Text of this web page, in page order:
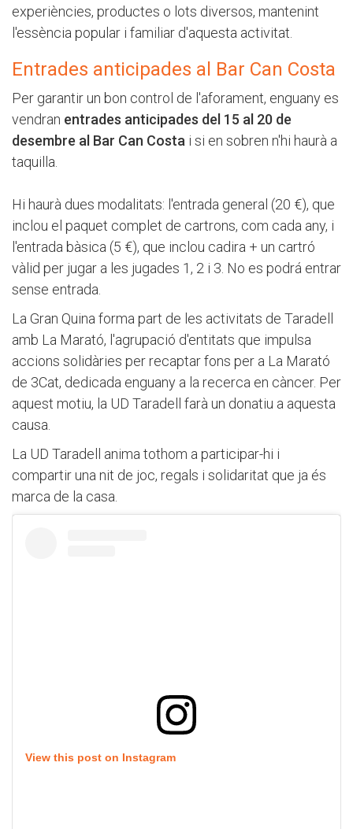
experiències, productes o lots diversos, mantenint
l'essència popular i familiar d'aquesta activitat.
Entrades anticipades al Bar Can Costa
Per garantir un bon control de l'aforament, enguany es
vendran entrades anticipades del 15 al 20 de
desembre al Bar Can Costa i si en sobren n'hi haurà a
taquilla.
Hi haurà dues modalitats: l'entrada general (20 €), que
inclou el paquet complet de cartrons, com cada any, i
l'entrada bàsica (5 €), que inclou cadira + un cartró
vàlid per jugar a les jugades 1, 2 i 3. No es podrá entrar
sense entrada.
La Gran Quina forma part de les activitats de Taradell
amb La Marató, l'agrupació d'entitats que impulsa
accions solidàries per recaptar fons per a La Marató
de 3Cat, dedicada enguany a la recerca en càncer. Per
aquest motiu, la UD Taradell farà un donatiu a aquesta
causa.
La UD Taradell anima tothom a participar-hi i
compartir una nit de joc, regals i solidaritat que ja és
marca de la casa.
View this post on Instagram